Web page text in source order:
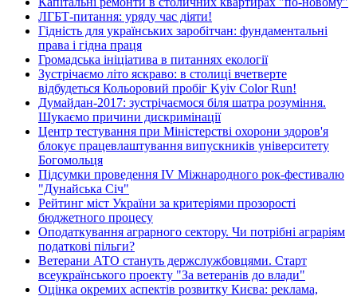
ЛГБТ-питання: уряду час діяти!
Гідність для українських заробітчан: фундаментальні
права і гідна праця
Громадська ініціатива в питаннях екології
Зустрічаємо літо яскраво: в столиці вчетверте
відбудеться Кольоровий пробіг Kyiv Color Run!
Думайдан-2017: зустрічаємося біля шатра розуміння.
Шукаємо причини дискримінації
Центр тестування при Міністерстві охорони здоров'я
блокує працевлаштування випускників університету
Богомольця
Підсумки проведення IV Міжнародного рок-фестивалю
"Дунайська Січ"
Рейтинг міст України за критеріями прозорості
бюджетного процесу
Оподаткування аграрного сектору. Чи потрібні аграріям
податкові пільги?
Ветерани АТО стануть держслужбовцями. Старт
всеукраїнського проекту "За ветеранів до влади"
Оцінка окремих аспектів розвитку Києва: реклама,